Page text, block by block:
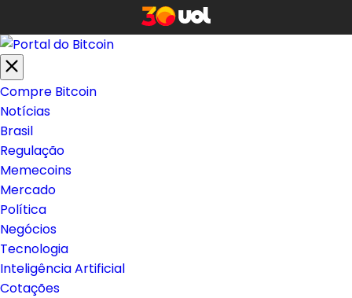
Compre Bitcoin
Notícias
Brasil
Regulação
Memecoins
Mercado
Política
Negócios
Tecnologia
Inteligência Artificial
Cotações